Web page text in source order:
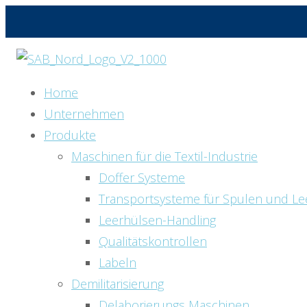
Home
Unternehmen
Produkte
Maschinen für die Textil-Industrie
Doffer Systeme
Transportsysteme für Spulen und
Leerhülsen-Handling
Qualitätskontrollen
Labeln
Demilitarisierung